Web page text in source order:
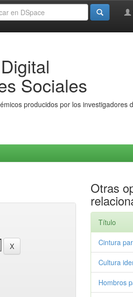
Sociales
producidos por los investigadores
Otras
Título
Cintura
Cultura
Hombros